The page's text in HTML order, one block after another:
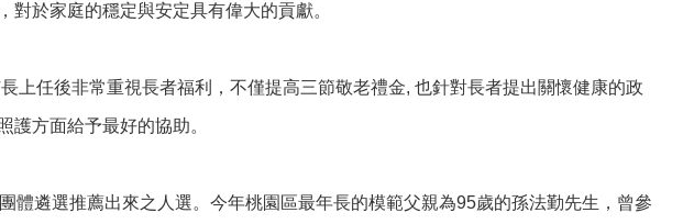
於家庭的穩定與安定具有偉大的貢獻。
上任後非常重視長者福利，不僅提高三節敬老禮金, 也針對長者提出關懷健康的政
護方面給予最好的協助。
體遴選推薦出來之人選。今年桃園區最年長的模範父親為95歲的孫法勤先生，曾參